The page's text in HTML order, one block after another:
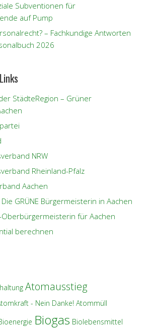
Subventionen für
auf Pump
– Fachkundige Antworten
2026
StädteRegion – Grüner
NRW
Rheinland-Pfalz
Aachen
GRÜNE Bürgermeisterin in Aachen
Oberbürgermeisterin für Aachen
berechnen
Atomausstieg
- Nein Danke! Atommüll
Biogas Biolebensmittel